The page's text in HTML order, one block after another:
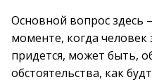
Основной вопрос здесь
моменте, когда
придется, может быть,
обстоятельства, как